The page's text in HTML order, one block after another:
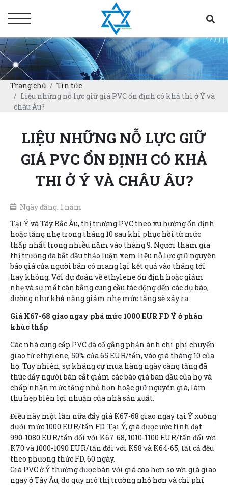
Trang chủ
Tin tức
Liệu những nỗ lực giữ giá PVC ổn định có khả thi ở Ý và
châu Âu?
LIỆU NHỮNG NỖ LỰC GIỮ
GIÁ PVC ỔN ĐỊNH CÓ KHẢ
THI Ở Ý VÀ CHÂU ÂU?
Ngày đăng: 1 năm
Tại Ý và Tây Bắc Âu, thị trường PVC theo xu hướng ổn định
hoặc tăng nhẹ trong tháng 10 sau khi phục hồi từ mức
thấp nhất trong nhiều năm vào tháng 9. Người tham gia
thị trường đã bắt đầu thảo luận xem liệu nỗ lực giữ nguyên
báo giá của người bán có mang lại kết quả vào tháng tới
hay không. Với dự đoán về ethylene ổn định hoặc giảm
nhẹ và sự mất cân bằng cung cầu tác động đến các dự báo,
dường như khả năng giảm nhẹ mức tăng sẽ xảy ra.
Giá K67-68 giao ngay phá mức 1000 EUR FD Ý ở phân
khúc thấp
Các nhà cung cấp PVC đã cố gắng phản ánh chi phí chuyển
giao từ ethylene, 50% của 65 EUR/tấn, vào giá tháng 10 của
họ. Tuy nhiên, sự kháng cự mua hàng ngày càng tăng đã
thúc đẩy người bán cắt giảm các báo giá ban đầu của họ và
chấp nhận mức tăng nhỏ hơn hoặc giữ nguyên giá, làm
thu hẹp biên lợi nhuận của nhà sản xuất.
Điều này một lần nữa đẩy giá K67-68 giao ngay tại Ý xuống
dưới mức 1000 EUR/tấn FD. Tại Ý, giá được ước tính đạt
990-1080 EUR/tấn đối với K67-68, 1010-1100 EUR/tấn đối với
K70 và 1000-1090 EUR/tấn đối với K58 và K64-65, tất cả đều
theo phương thức FD, 60 ngày.
Giá PVC ở Ý thường được bán với giá cao hơn so với giá giao
ngay ở Tây Âu, do quy mô thị trường nhỏ hơn và chi phí